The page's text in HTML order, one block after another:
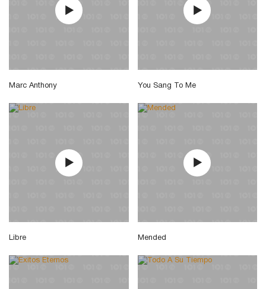
Marc Anthony You Sang To Me
Libre Mended